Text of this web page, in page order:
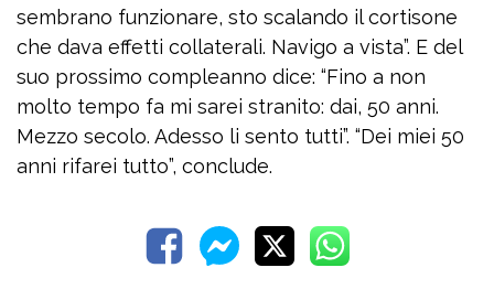
sembrano funzionare, sto scalando il cortisone
che dava effetti collaterali. Navigo a vista”. E del
suo prossimo compleanno dice: “Fino a non
molto tempo fa mi sarei stranito: dai, 50 anni.
Mezzo secolo. Adesso li sento tutti”. “Dei miei 50
anni rifarei tutto”, conclude.